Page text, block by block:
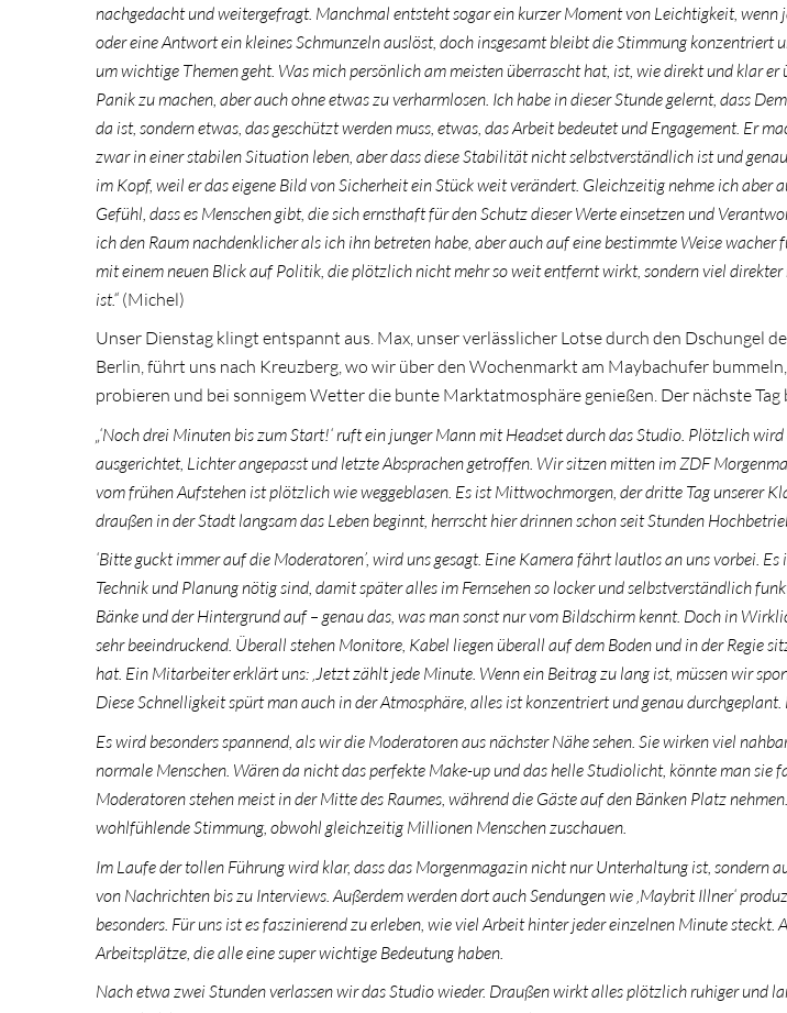
nachgedacht und weitergefragt. Manchmal entsteht sogar ein kurzer Moment von Leichtigkeit, wenn
oder eine Antwort ein kleines Schmunzeln auslöst, doch insgesamt bleibt die Stimmung konzentriert
um wichtige Themen geht. Was mich persönlich am meisten überrascht hat, ist, wie direkt und klar
Panik zu machen, aber auch ohne etwas zu verharmlosen. Ich habe in dieser Stunde gelernt, dass
da ist, sondern etwas, das geschützt werden muss, etwas, das Arbeit bedeutet und Engagement. Er
zwar in einer stabilen Situation leben, aber dass diese Stabilität nicht selbstverständlich ist und
im Kopf, weil er das eigene Bild von Sicherheit ein Stück weit verändert. Gleichzeitig nehme ich aber
Gefühl, dass es Menschen gibt, die sich ernsthaft für den Schutz dieser Werte einsetzen und
ich den Raum nachdenklicher als ich ihn betreten habe, aber auch auf eine bestimmte Weise wacher
mit einem neuen Blick auf Politik, die plötzlich nicht mehr so weit entfernt wirkt, sondern viel direkter
ist.“ (Michel)
Unser Dienstag klingt entspannt aus. Max, unser verlässlicher Lotse durch den Dschungel
Berlin, führt uns nach Kreuzberg, wo wir über den Wochenmarkt am Maybachufer
probieren und bei sonnigem Wetter die bunte Marktatmosphäre genießen. Der nächste
„‘Noch drei Minuten bis zum Start!‘ ruftein junger Mann mit Headset durch das Studio. Plötzlich wird
ausgerichtet, Lichter angepasst und letzte Absprachen getroffen. Wir sitzen mitten im ZDF
vom frühen Aufstehen ist plötzlich wie weggeblasen. Es ist Mittwochmorgen, der dritte Tag unserer
draußen in der Stadt langsam das Leben beginnt, herrscht hier drinnen schon seit Stunden
‘Bitte guckt immer auf die Moderatoren’, wird uns gesagt. Eine Kamera fährt lautlos an uns vorbei.
Technik und Planung nötig sind, damit später alles im Fernsehen so locker und selbstverständlich
Bänke und der Hintergrund auf – genau das, was man sonst nur vom Bildschirm kennt. Doch in
sehr beeindruckend. Überall stehen Monitore, Kabel liegen überall auf dem Boden und in der Regie
hat. Ein Mitarbeiter erklärt uns: ‚Jetzt zählt jede Minute. Wenn ein Beitrag zu lang ist, müssen wir
Diese Schnelligkeit spürt man auch in der Atmosphäre, alles ist konzentriert und genau
Es wird besonders spannend, als wir die Moderatoren aus nächster Nähe sehen. Sie wirken viel
normale Menschen. Wären da nicht das perfekte Make-up und das helle Studiolicht, könnte man sie
Moderatoren stehen meist in der Mitte des Raumes, während die Gäste auf den Bänken Platz
wohlfühlende Stimmung, obwohl gleichzeitig Millionen Menschen zuschauen.
Im Laufe der tollen Führung wird klar, dass das Morgenmagazin nicht nur Unterhaltung ist, sondern
von Nachrichten bis zu Interviews. Außerdem werden dort auch Sendungen wie ‚Maybrit Illner‘
besonders. Für uns ist es faszinierend zu erleben, wie viel Arbeit hinter jeder einzelnen Minute steckt.
Arbeitsplätze, die alle eine super wichtige Bedeutung haben.
Nach etwa zwei Stunden verlassen wir das Studio wieder. Draußen wirkt alles plötzlich ruhiger und